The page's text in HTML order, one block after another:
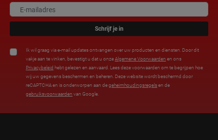
Schrijf je in
Ik wil graag via e-mail updates ontvangen over uw producten en diensten. Door dit
vakje aan te vinken, bevestigt u dat u onzeAlgemene Voorwaarden en ons
Privacybeleid hebt gelezen en aanvaard. Lees deze voorwaarden om te begrijpen hoe
wij uw gegevens beschermen en beheren. Deze website wordt beschermd door
reCAPTCHA en is onderworpen aan degeheimhoudingsregelsen de
gebruiksvoorwaarden van Google.